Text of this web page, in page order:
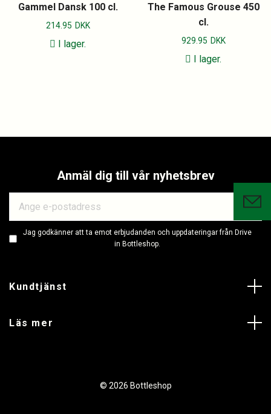
Gammel Dansk 100 cl.
214.95 DKK
I lager.
The Famous Grouse 450
cl.
929.95 DKK
I lager.
Anmäl dig till vår nyhetsbrev
Jag godkänner att ta emot erbjudanden och uppdateringar från Drive
in Bottleshop.
Kundtjänst
Läs mer
© 2026 Bottleshop